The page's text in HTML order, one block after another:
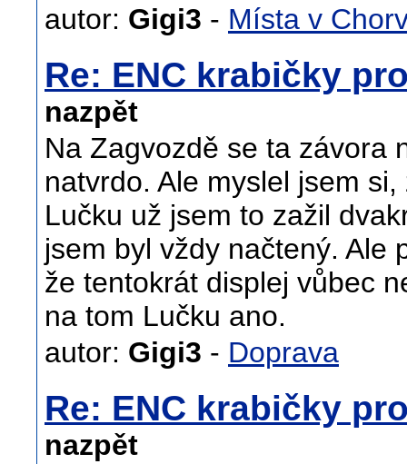
autor: Gigi3 - Místa v
Re: ENC krabičky
nazpět
Na Zagvozdě se ta závora
natvrdo. Ale myslel jsem
Lučku už jsem to zažil
jsem byl vždy načtený. Ale
že tentokrát displej vůbec
na tom Lučku ano.
autor: Gigi3 - Doprava
Re: ENC krabičky
nazpět